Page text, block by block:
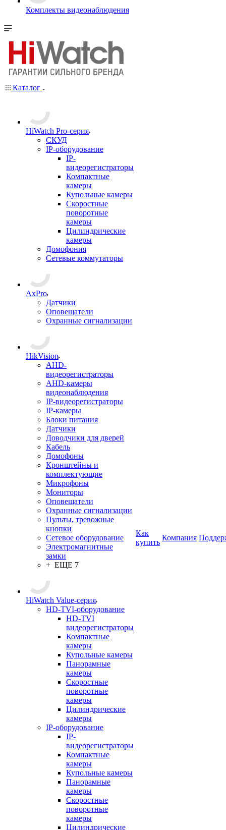
Комплекты видеонаблюдения
Каталог
HiWatch Pro-серия
CКУД
IP-оборудование
IP-
видеорегистраторы
Компактные
камеры
Купольные камеры
Скоростные
поворотные
камеры
Цилиндрические
камеры
Домофония
Сетевые коммутаторы
AxPro
Датчики
Оповещатели
Охранные сигнализации
HikVision
AHD-
видеорегистраторы
AHD-камеры
видеонаблюдения
IP-видеорегистраторы
IP-камеры
Блоки питания
Датчики
Доводчики для дверей
Кабель
Домофоны
Кронштейны и
комплектующие
Микрофоны
Мониторы
Оповещатели
Охранные сигнализации
Пульты, тревожные
кнопки
Сетевое оборудование
Электромагнитные
замки
+ ЕЩЕ 7
HiWatch Value-серия
HD-TVI-оборудование
HD-TVI
видеорегистраторы
Компактные
камеры
Купольные камеры
Панорамные
камеры
Скоростные
поворотные
камеры
Цилиндрические
камеры
IP-оборудование
IP-
видеорегистраторы
Компактные
камеры
Купольные камеры
Панорамные
камеры
Скоростные
поворотные
камеры
Цилиндрические
Как
купить
Компания